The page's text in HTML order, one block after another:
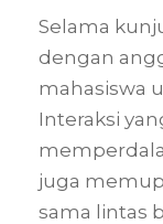
Selama
dengan
mahasiswa
Interaksi
juga
sama lintas